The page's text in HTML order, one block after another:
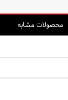
محصولات مشابه